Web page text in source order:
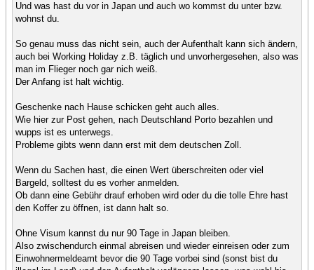
Und was hast du vor in Japan und auch wo kommst du unter bzw.
wohnst du.
So genau muss das nicht sein, auch der Aufenthalt kann sich ändern,
auch bei Working Holiday z.B. täglich und unvorhergesehen, also was
man im Flieger noch gar nich weiß.
Der Anfang ist halt wichtig.
Geschenke nach Hause schicken geht auch alles.
Wie hier zur Post gehen, nach Deutschland Porto bezahlen und
wupps ist es unterwegs.
Probleme gibts wenn dann erst mit dem deutschen Zoll.
Wenn du Sachen hast, die einen Wert überschreiten oder viel
Bargeld, solltest du es vorher anmelden.
Ob dann eine Gebühr drauf erhoben wird oder du die tolle Ehre hast
den Koffer zu öffnen, ist dann halt so.
Ohne Visum kannst du nur 90 Tage in Japan bleiben.
Also zwischendurch einmal abreisen und wieder einreisen oder zum
Einwohnermeldeamt bevor die 90 Tage vorbei sind (sonst bist du